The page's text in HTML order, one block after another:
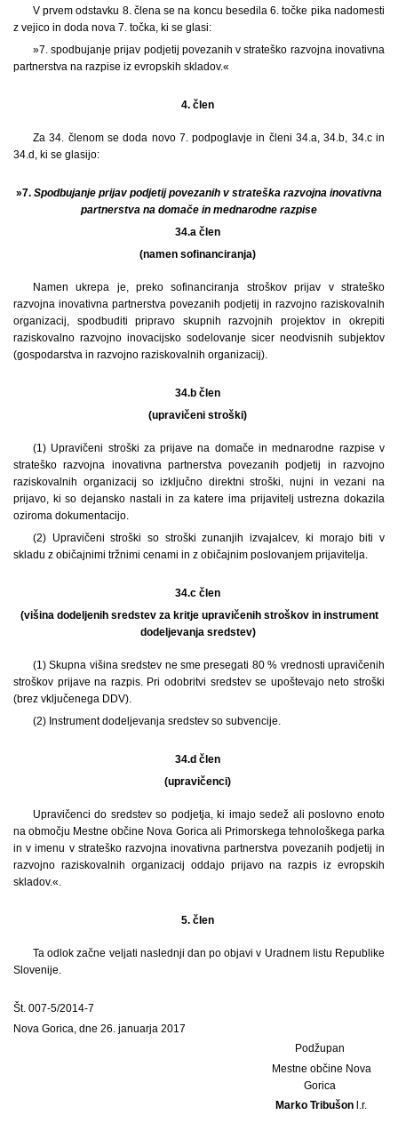
V prvem odstavku 8. člena se na koncu besedila 6. točke pika nadomesti
z vejico in doda nova 7. točka, ki se glasi:
»7. spodbujanje prijav podjetij povezanih v strateško razvojna inovativna
partnerstva na razpise iz evropskih skladov.«
4. člen
Za 34. členom se doda novo 7. podpoglavje in členi 34.a, 34.b, 34.c in
34.d, ki se glasijo:
»7. Spodbujanje prijav podjetij povezanih v strateška razvojna inovativna
partnerstva na domače in mednarodne razpise
34.a člen
(namen sofinanciranja)
Namen ukrepa je, preko sofinanciranja stroškov prijav v strateško
razvojna inovativna partnerstva povezanih podjetij in razvojno raziskovalnih
organizacij, spodbuditi pripravo skupnih razvojnih projektov in okrepiti
raziskovalno razvojno inovacijsko sodelovanje sicer neodvisnih subjektov
(gospodarstva in razvojno raziskovalnih organizacij).
34.b člen
(upravičeni stroški)
(1) Upravičeni stroški za prijave na domače in mednarodne razpise v
strateško razvojna inovativna partnerstva povezanih podjetij in razvojno
raziskovalnih organizacij so izključno direktni stroški, nujni in vezani na
prijavo, ki so dejansko nastali in za katere ima prijavitelj ustrezna dokazila
oziroma dokumentacijo.
(2) Upravičeni stroški so stroški zunanjih izvajalcev, ki morajo biti v
skladu z običajnimi tržnimi cenami in z običajnim poslovanjem prijavitelja.
34.c člen
(višina dodeljenih sredstev za kritje upravičenih stroškov in instrument
dodeljevanja sredstev)
(1) Skupna višina sredstev ne sme presegati 80 % vrednosti upravičenih
stroškov prijave na razpis. Pri odobritvi sredstev se upoštevajo neto stroški
(brez vključenega DDV).
(2) Instrument dodeljevanja sredstev so subvencije.
34.d člen
(upravičenci)
Upravičenci do sredstev so podjetja, ki imajo sedež ali poslovno enoto
na območju Mestne občine Nova Gorica ali Primorskega tehnološkega parka
in v imenu v strateško razvojna inovativna partnerstva povezanih podjetij in
razvojno raziskovalnih organizacij oddajo prijavo na razpis iz evropskih
skladov.«.
5. člen
Ta odlok začne veljati naslednji dan po objavi v Uradnem listu Republike
Slovenije.
Št. 007-5/2014-7
Nova Gorica, dne 26. januarja 2017
Podžupan
Mestne občine Nova
Gorica
Marko Tribušon l.r.